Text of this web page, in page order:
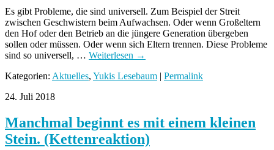
Es gibt Probleme, die sind universell. Zum Beispiel der Streit
zwischen Geschwistern beim Aufwachsen. Oder wenn Großeltern
den Hof oder den Betrieb an die jüngere Generation übergeben
sollen oder müssen. Oder wenn sich Eltern trennen. Diese Probleme
sind so universell, … Weiterlesen →
Kategorien: Aktuelles, Yukis Lesebaum
Permalink
24. Juli 2018
Manchmal beginnt es mit einem kleinen
Stein. (Kettenreaktion)